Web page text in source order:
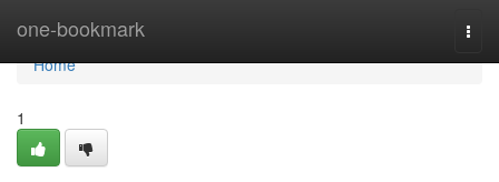
one-bookmark
Home
Home
1